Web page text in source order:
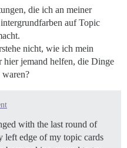
var(--color-6);
d-hover);
color-1);
color-6);
0;
var(--space-4);
size: var(--font-up-3-
left;
width: 0px;
0px;
color: var(--color-2);
die ich an meiner
auf Topic
nicht, wie ich mein
hier jemand helfen, die Dinge
with the last round of
left edge of my topic cards